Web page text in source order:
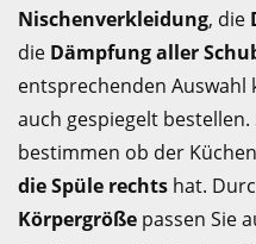
Nischenverkleidung, die
die Dämpfung aller
entsprechenden Auswahl
auch gespiegelt
bestimmen ob der
die Spüle rechts hat.
Körpergröße passen Sie